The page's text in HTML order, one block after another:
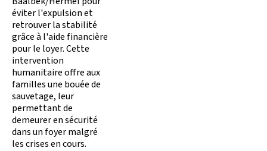
éviter l'expulsion et
retrouver la stabilité
grâce à l'aide financière
pour le loyer. Cette
intervention
humanitaire offre aux
familles une bouée de
sauvetage, leur
permettant de
demeurer en sécurité
dans un foyer malgré
les crises en cours.